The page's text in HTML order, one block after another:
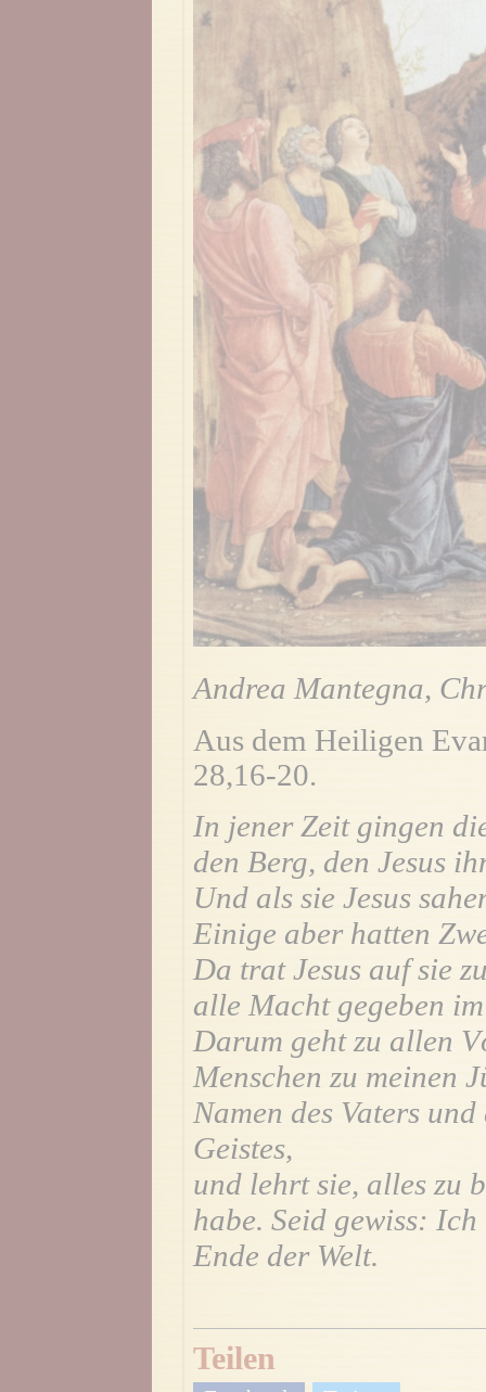
Andrea Mantegna,
Aus dem Heiligen
28,16-20.
In jener Zeit gingen
den Berg, den Jesus
Und als sie Jesus
Einige aber hatten
Da trat Jesus auf sie
alle Macht gegeben
Darum geht zu allen
Menschen zu meinen
Namen des Vaters
Geistes,
und lehrt sie, alles zu
habe. Seid gewiss:
Ende der Welt.
Teilen